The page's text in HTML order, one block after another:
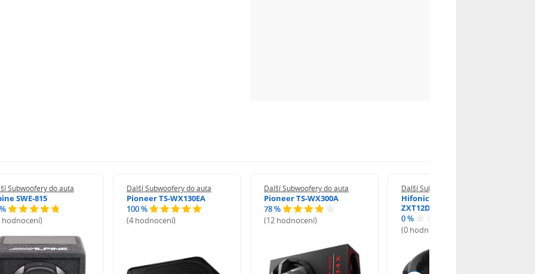
Subwoofery do auta
SWE-815
hodnocení)
Další Subwoofery do auta
Pioneer TS-WX130EA
100 %
(4 hodnocení)
Další Subwoofery do auta
Pioneer TS-WX300A
78 %
(12 hodnocení)
Další Subwoofery do auta
Hifonics Extreme
ZXT12D2
0 %
(0 hodnocení)